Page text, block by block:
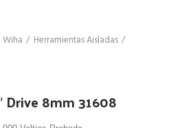
Wiha
Herramientas Aisladas
Drive 8mm 31608